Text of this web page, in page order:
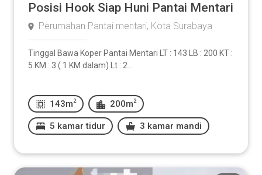
Posisi Hook Siap Huni Pantai Mentari
Perumahan Pantai mentari, Kota Surabaya
Tinggal Bawa Koper Pantai Mentari LT : 143 LB : 200 KT :
5 KM : 3 ( 1 KM dalam) Lt : 2...
143m 2 200m 2
5 kamar tidur 3 kamar mandi